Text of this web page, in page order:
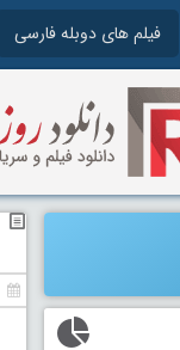
فیلم های دوبله فارسی